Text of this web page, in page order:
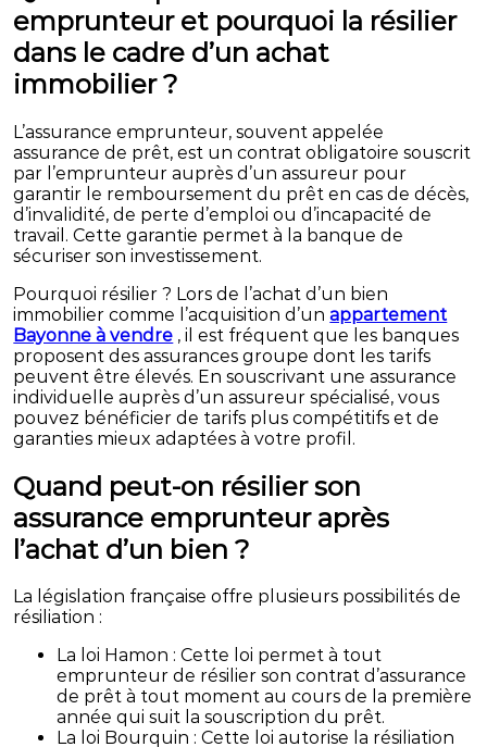
emprunteur et pourquoi la résilier
dans le cadre d’un achat
immobilier ?
L’assurance emprunteur, souvent appelée
assurance de prêt, est un contrat obligatoire souscrit
par l’emprunteur auprès d’un assureur pour
garantir le remboursement du prêt en cas de décès,
d’invalidité, de perte d’emploi ou d’incapacité de
travail. Cette garantie permet à la banque de
sécuriser son investissement.
Pourquoi résilier ? Lors de l’achat d’un bien
immobilier comme l’acquisition d’unappartement
Bayonne à vendre , il est fréquent que les banques
proposent des assurances groupe dont les tarifs
peuvent être élevés. En souscrivant une assurance
individuelle auprès d’un assureur spécialisé, vous
pouvez bénéficier de tarifs plus compétitifs et de
garanties mieux adaptées à votre profil.
Quand peut-on résilier son
assurance emprunteur après
l’achat d’un bien ?
La législation française offre plusieurs possibilités de
résiliation :
La loi Hamon : Cette loi permet à tout
emprunteur de résilier son contrat d’assurance
de prêt à tout moment au cours de la première
année qui suit la souscription du prêt.
La loi Bourquin : Cette loi autorise la résiliation